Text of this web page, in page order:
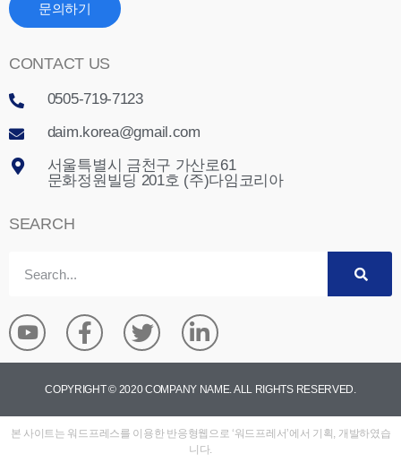
문의하기
CONTACT US
0505-719-7123
daim.korea@gmail.com
서울특별시 금천구 가산로61
문화정원빌딩 201호 (주)다임코리아
SEARCH
COPYRIGHT © 2020 COMPANY NAME. ALL RIGHTS RESERVED.
본 사이트는 워드프레스를 이용한 반응형웹으로 ‘워드프레서’에서 기획, 개발하였습
니다.